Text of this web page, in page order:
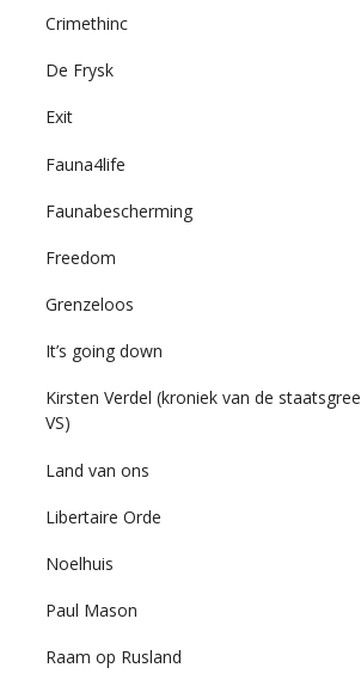
Crimethinc
De Frysk
Exit
Fauna4life
Faunabescherming
Freedom
Grenzeloos
It’s going down
Kirsten Verdel (kroniek van de
VS)
Land van ons
Libertaire Orde
Noelhuis
Paul Mason
Raam op Rusland